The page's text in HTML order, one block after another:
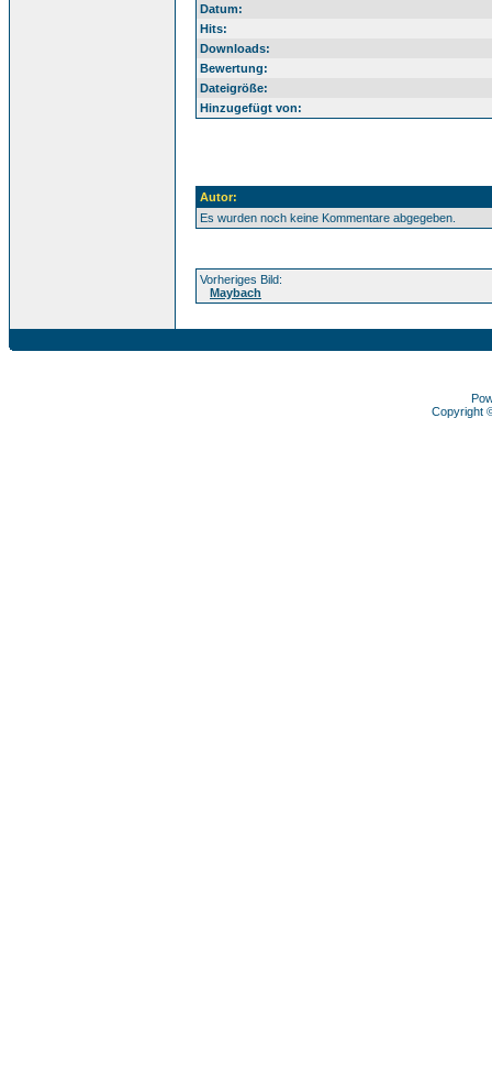
Datum:
Hits:
Downloads:
Bewertung:
Dateigröße:
Hinzugefügt von:
Autor:
Es wurden noch keine Kommentare abgegeben.
Vorheriges Bild:
Maybach
Copyright